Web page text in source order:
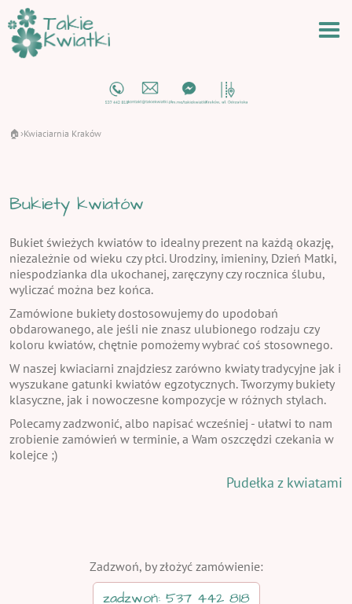
🏠 ›Kwiaciarnia Kraków
Bukiety kwiatów
Bukiet świeżych kwiatów to idealny prezent na każdą okazję,
niezależnie od wieku czy płci. Urodziny, imieniny, Dzień Matki,
niespodzianka dla ukochanej, zaręczyny czy rocznica ślubu,
wyliczać można bez końca.
Zamówione bukiety dostosowujemy do upodobań
obdarowanego, ale jeśli nie znasz ulubionego rodzaju czy
koloru kwiatów, chętnie pomożemy wybrać coś stosownego.
W naszej kwiaciarni znajdziesz zarówno kwiaty tradycyjne jak i
wyszukane gatunki kwiatów egzotycznych. Tworzymy bukiety
klasyczne, jak i nowoczesne kompozycje w różnych stylach.
Polecamy zadzwonić, albo napisać wcześniej - ułatwi to nam
zrobienie zamówień w terminie, a Wam oszczędzi czekania w
kolejce ;)
Pudełka z kwiatami
Zadzwoń, by złożyć zamówienie:
zadzwoń: 537 442 818